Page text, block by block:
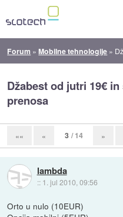
Forum »Mobilne tehnologije »
Džabest od jutri 19€
prenosa
«« « 3 / 14 »
lambda
:: 1. jul 2010, 09:56
Orto u nulo (10EUR)